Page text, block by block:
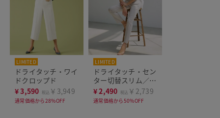
LIMITED
ドライタッチ・ワイ
ドクロップド
¥3,590 税込 ￥3,949
通常価格から28%OFF
LIMITED
ドライタッチ・セン
ター切替スリム／
63cm
¥2,490 税込 ￥2,739
通常価格から50%OFF